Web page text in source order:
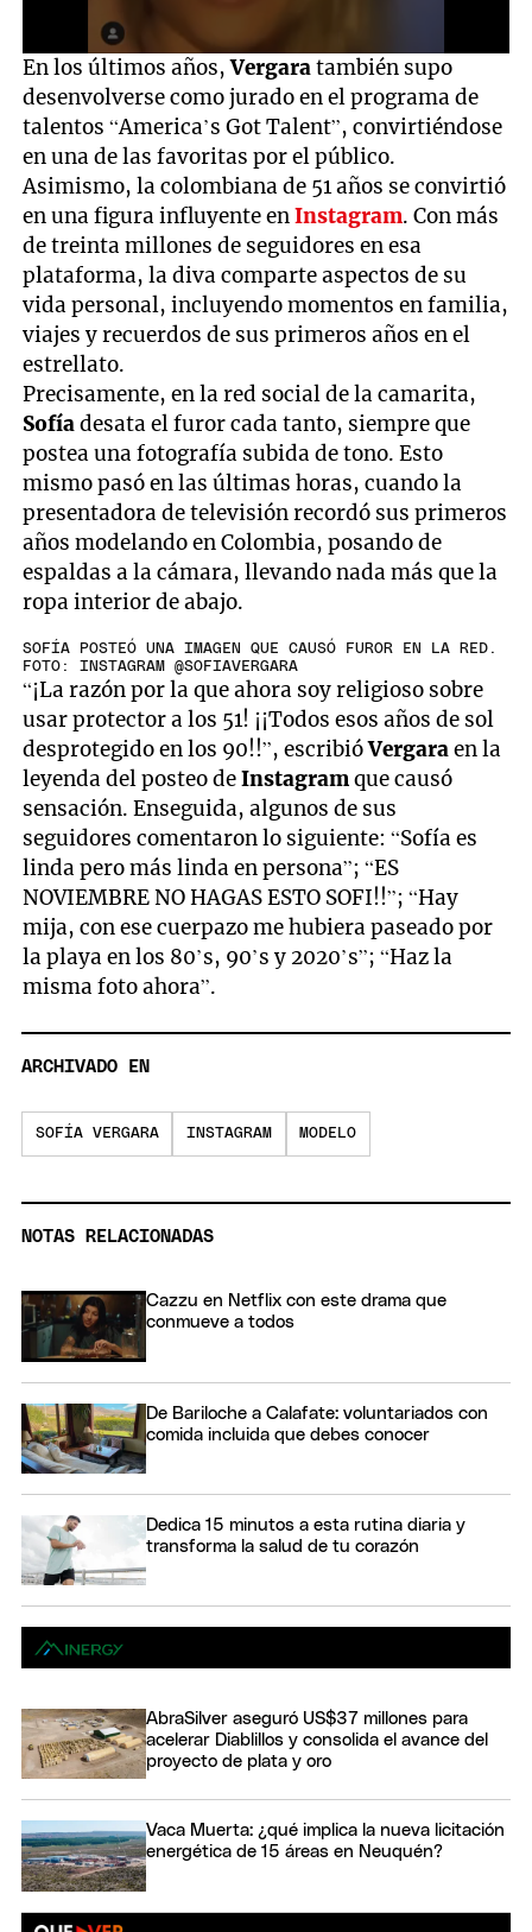
0
seconds
of
53
seconds
En los últimos años,Vergaratambién supo
desenvolverse como jurado en el programa de
talentos “America’s Got Talent”, convirtiéndose
en una de las favoritas por el público.
Asimismo, la colombiana de 51 años se convirtió
en una figura influyente enInstagram. Con más
de treinta millones de seguidores en esa
plataforma, la diva comparte aspectos de su
vida personal, incluyendo momentos en familia,
viajes y recuerdos de sus primeros años en el
estrellato.
Precisamente, en la red social de la camarita,
Sofíadesata el furor cada tanto, siempre que
postea una fotografía subida de tono. Esto
mismo pasó en las últimas horas, cuando la
presentadora de televisión recordó sus primeros
años modelando en Colombia, posando de
espaldas a la cámara, llevando nada más que la
ropa interior de abajo.
SOFÍA POSTEÓ UNA IMAGEN QUE CAUSÓ FUROR EN LA RED.
FOTO: INSTAGRAM @SOFIAVERGARA
“¡La razón por la que ahora soy religioso sobre
usar protector a los 51! ¡¡Todos esos años de sol
desprotegido en los 90!!”, escribióVergaraen la
leyenda del posteo deInstagramque causó
sensación. Enseguida, algunos de sus
seguidores comentaron lo siguiente: “Sofía es
linda pero más linda en persona”; “ES
NOVIEMBRE NO HAGAS ESTO SOFI!!”; “Hay
mija, con ese cuerpazo me hubiera paseado por
la playa en los 80’s, 90’s y 2020’s”; “Haz la
misma foto ahora”.
ARCHIVADO EN
SOFÍA VERGARA INSTAGRAM MODELO
NOTAS RELACIONADAS
Cazzu en Netflix con este drama que
conmueve a todos
De Bariloche a Calafate: voluntariados con
comida incluida que debes conocer
Dedica 15 minutos a esta rutina diaria y
transforma la salud de tu corazón
AbraSilver aseguró US$37 millones para
acelerar Diablillos y consolida el avance del
proyecto de plata y oro
Vaca Muerta: ¿qué implica la nueva licitación
energética de 15 áreas en Neuquén?